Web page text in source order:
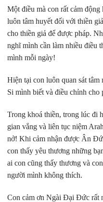
Một điều mà con rất cảm
luôn tâm huyết đối với thiền
cho thiền giả để được pháp.
nghĩ mình cần làm nhiều điều
mình mỗi ngày!
Hiện tại con luôn quan sát
Si mình biết và điều chỉnh cho
Trong khoá thiền, trong lúc đi
gian vắng và liên tục niệm
nở! Khi cảm nhận được Ân
con thấy yêu thương những
ai con cũng thấy thương và
người mình không thích.
Con cảm ơn Ngài Đại Đức rất